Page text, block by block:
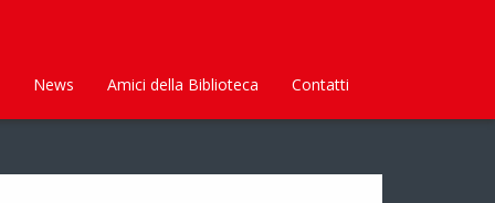
News Amici della Biblioteca Contatti